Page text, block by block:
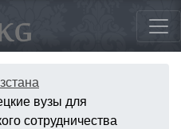
вузы для
сотрудничества